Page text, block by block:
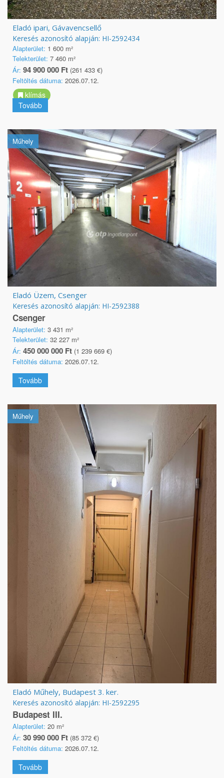
Eladó ipari, Gávavencsellő
Keresés azonosító alapján: HI-2592434
Alapterület: 1 600 m²
Telekterület: 7 460 m²
Ár: 94 900 000 Ft (261 433 €)
Feltöltés dátuma: 2026.07.12.
klímás
Tovább
Műhely
Eladó Üzem, Csenger
Keresés azonosító alapján: HI-2592388
Csenger
Alapterület: 3 431 m²
Telekterület: 32 227 m²
Ár: 450 000 000 Ft (1 239 669 €)
Feltöltés dátuma: 2026.07.12.
Tovább
Műhely
Eladó Műhely, Budapest 3. ker.
Keresés azonosító alapján: HI-2592295
Budapest III.
Alapterület: 20 m²
Ár: 30 990 000 Ft (85 372 €)
Feltöltés dátuma: 2026.07.12.
Tovább